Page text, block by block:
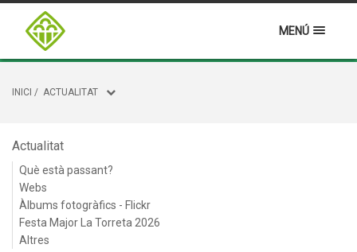
MENÚ
INICI / ACTUALITAT
Actualitat
Què està passant?
Webs
Àlbums fotogràfics - Flickr
Festa Major La Torreta 2026
Altres